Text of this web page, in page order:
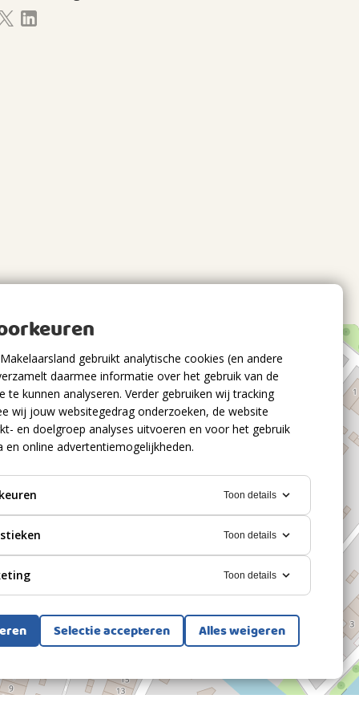
gebruikt analytische cookies (en andere
daarmee informatie over het gebruik van de
te kunnen analyseren. Verder gebruiken wij tracking
wij jouw websitegedrag onderzoeken, de website
en doelgroep analyses uitvoeren en voor het gebruik
en online advertentiemogelijkheden.
Toon details
Toon details
Toon details
Selectie accepteren Alles weigeren